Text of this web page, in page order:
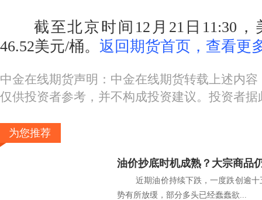
截至北京时间12月21日11:30，
46.52美元/桶。 返回期货首页，查看更
中金在线期货声明：中金在线期货转载上述内
仅供投资者参考，并不构成投资建议。投资者
为您推荐
油价抄底时机成熟？大宗商品
近期油价持续下跌，一度跌创逾十
势有所放缓，部分多头已经蠢蠢欲...